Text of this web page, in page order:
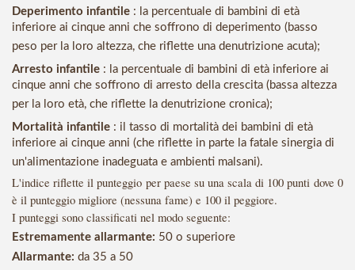
Deperimento infantile : la percentuale di bambini di età
inferiore ai cinque anni che soffrono di deperimento (basso
peso per la loro altezza, che riflette una denutrizione acuta);
Arresto infantile : la percentuale di bambini di età inferiore ai
cinque anni che soffrono di arresto della crescita (bassa altezza
per la loro età, che riflette la denutrizione cronica);
Mortalità infantile : il tasso di mortalità dei bambini di età
inferiore ai cinque anni (che riflette in parte la fatale sinergia di
un'alimentazione inadeguata e ambienti malsani).
L'indice riflette il punteggio per paese su una scala di 100 punti dove 0
è il punteggio migliore (nessuna fame) e 100 il peggiore.
I punteggi sono classificati nel modo seguente:
Estremamente allarmante: 50 o superiore
Allarmante: da 35 a 50